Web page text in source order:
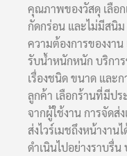
คุณภาพของวัสดุ เลือ
กัดกร่อน และไม่มีสนิ
ความต้องการของงา
รับน้ำหนักหนัก บริกา
เรื่องชนิด ขนาด และ
ลูกค้า เลือกร้านที่มีปร
จากผู้ใช้งาน การจัดส่
ส่งไวร์เมชถึงหน้างาน
ดำเนินไปอย่างราบรื่